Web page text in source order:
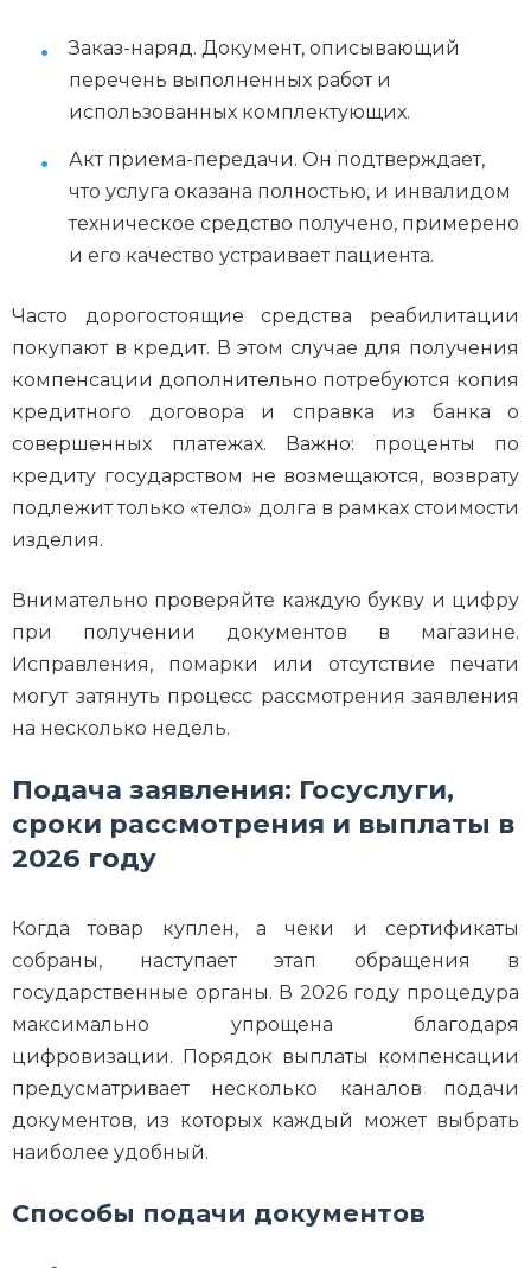
Заказ-наряд. Документ, описывающий
перечень выполненных работ и
использованных комплектующих.
Акт приема-передачи. Он подтверждает,
что услуга оказана полностью, и инвалидом
техническое средство получено, примерено
и его качество устраивает пациента.
Часто дорогостоящие средства реабилитации
покупают в кредит. В этом случае для получения
компенсации дополнительно потребуются копия
кредитного договора и справка из банка о
совершенных платежах. Важно: проценты по
кредиту государством не возмещаются, возврату
подлежит только «тело» долга в рамках стоимости
изделия.
Внимательно проверяйте каждую букву и цифру
при получении документов в магазине.
Исправления, помарки или отсутствие печати
могут затянуть процесс рассмотрения заявления
на несколько недель.
Подача заявления: Госуслуги,
сроки рассмотрения и выплаты в
2026 году
Когда товар куплен, а чеки и сертификаты
собраны, наступает этап обращения в
государственные органы. В 2026 году процедура
максимально упрощена благодаря
цифровизации. Порядок выплаты компенсации
предусматривает несколько каналов подачи
документов, из которых каждый может выбрать
наиболее удобный.
Способы подачи документов